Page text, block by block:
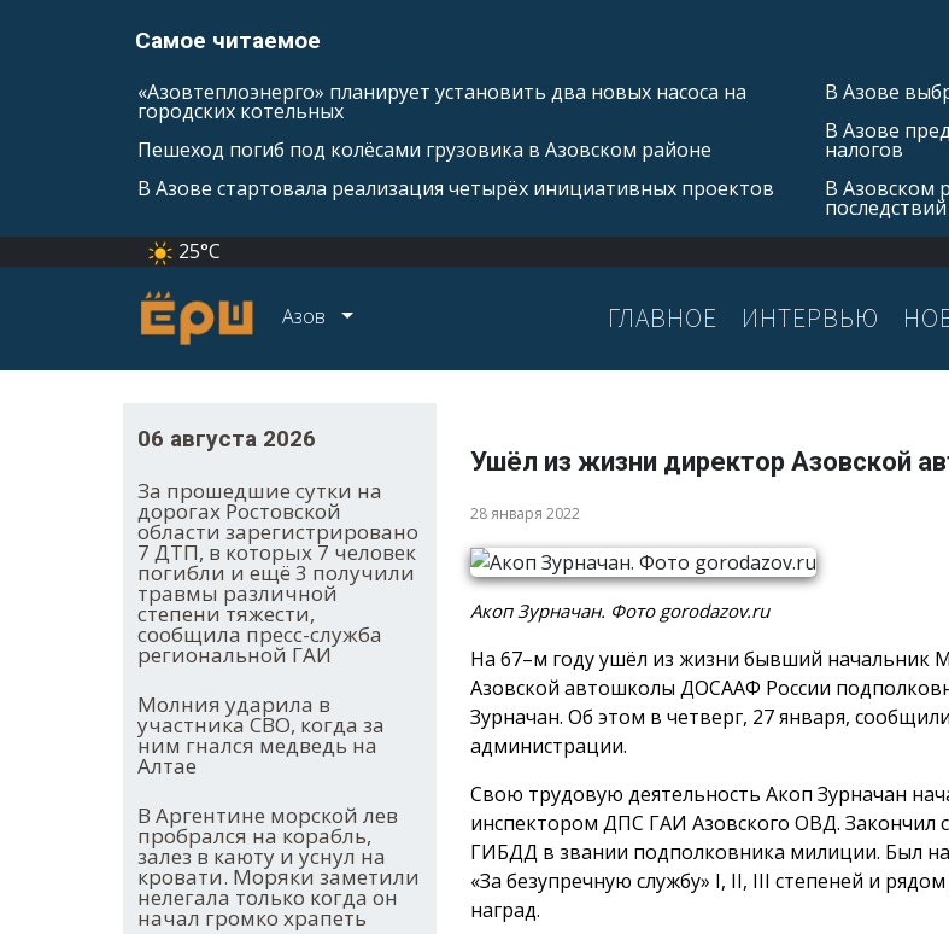
Самое читаемое
«Азовтеплоэнерго» планирует установить два новых насоса на
городских котельных
Пешеход погиб под колёсами грузовика в Азовском районе
В Азове стартовала реализация четырёх инициативных проектов
В Азове
В Азове
налогов
В Азовском
25°C
Азов ГЛАВНОЕ ИНТЕРВЬЮ
06 августа 2026
За прошедшие сутки на
дорогах Ростовской
области зарегистрировано
7 ДТП, в которых 7 человек
погибли и ещё 3 получили
травмы различной
степени тяжести,
сообщила пресс-служба
региональной ГАИ
Молния ударила в
участника СВО, когда за
ним гнался медведь на
Алтае
В Аргентине морской лев
пробрался на корабль,
залез в каюту и уснул на
кровати. Моряки заметили
нелегала только когда он
начал громко храпеть
Ушёл из жизни директор Азовской
28 января 2022
Акоп Зурначан. Фото gorodazov.ru
На 67–м году ушёл из жизни бывший
Азовской автошколы ДОСААФ России
Зурначан. Об этом в четверг, 27 января,
администрации.
Свою трудовую деятельность Акоп Зурначан
инспектором ДПС ГАИ Азовского ОВД. Закончил
ГИБДД в звании подполковника милиции. Был
«За безупречную службу» I, II, III степеней и
наград.